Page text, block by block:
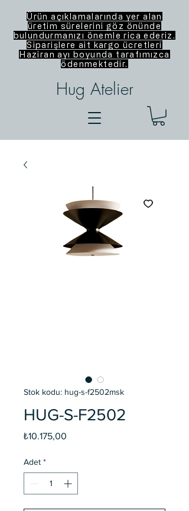
Ürün açıklamalarında yer alan
üretim sürelerini göz önünde
bulundurmanızı önemle rica ederiz.
Siparişlere ait kargo ücretleri
Haziran ayı boyunda tarafımızca
ödenmektedir.
Hug Atelier
Stok kodu: hug-s-f2502msk
HUG-S-F2502
₺10.175,00
Adet *